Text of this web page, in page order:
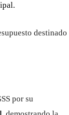
destinado
por su